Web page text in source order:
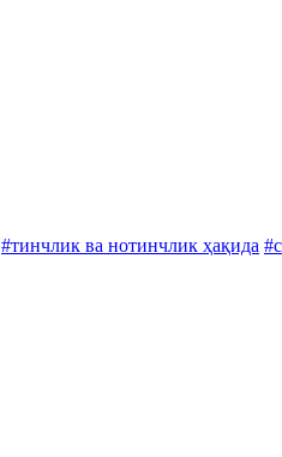
#тинчлик ва нотинчлик ҳақида